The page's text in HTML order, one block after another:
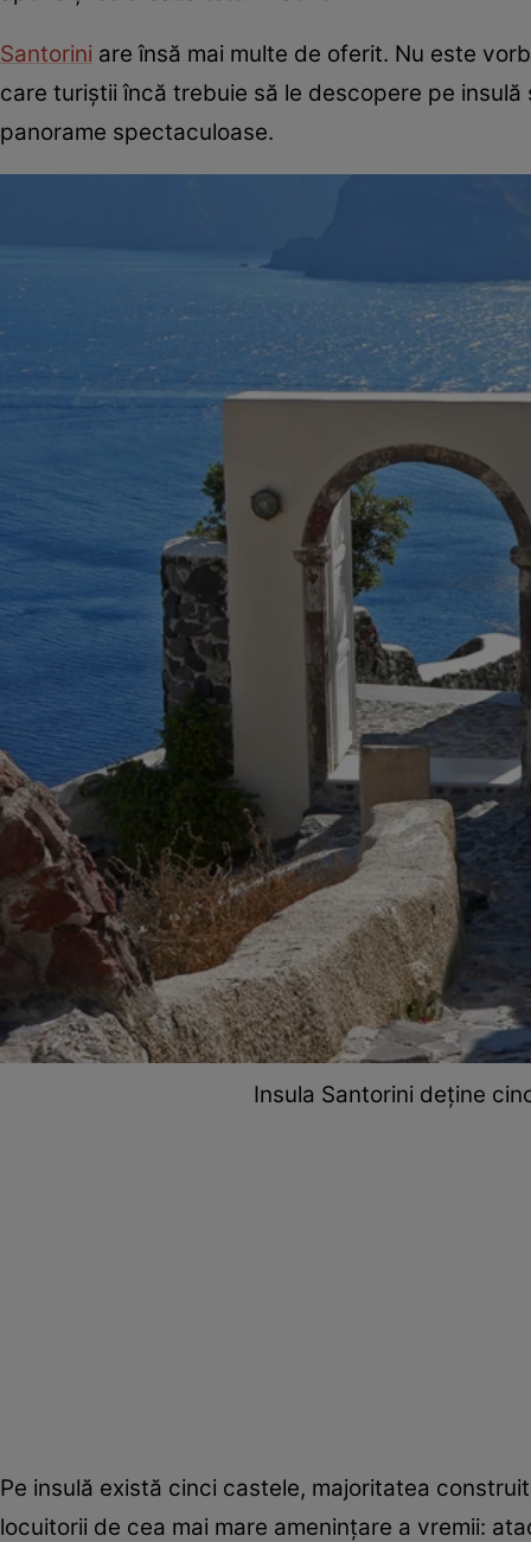
Santorini are însă mai multe de oferit. Nu este
care turiștii încă trebuie să le descopere pe
panorame spectaculoase.
Insula Santorini deține
Pe insulă există cinci castele, majoritatea
locuitorii de cea mai mare amenințare a vremii: